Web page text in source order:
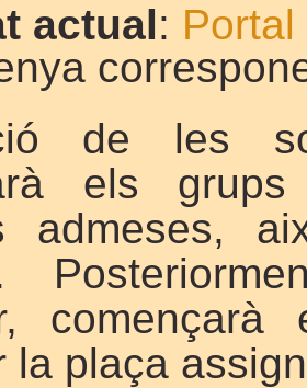
actual:
de les
els
admeses,
la plaça